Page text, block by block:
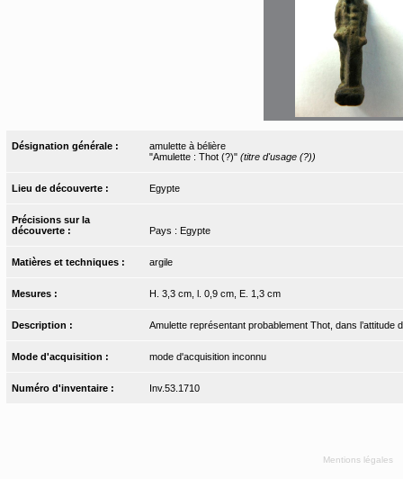
Désignation générale :
amulette à bélière
"Amulette : Thot (?)" (titre d'usage (?))
Lieu de découverte : Egypte
Précisions sur la
découverte :
Pays : Egypte
Matières et techniques : argile
Mesures : H. 3,3 cm, l. 0,9 cm, E. 1,3 cm
Description : Amulette représentant probablement Thot, dans
Mode d'acquisition : mode d'acquisition inconnu
Numéro d'inventaire : Inv.53.1710
Mentions légales